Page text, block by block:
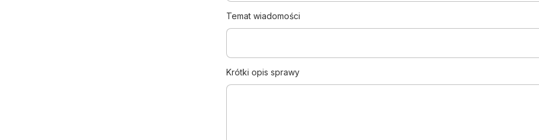
Temat wiadomości
Krótki opis sprawy